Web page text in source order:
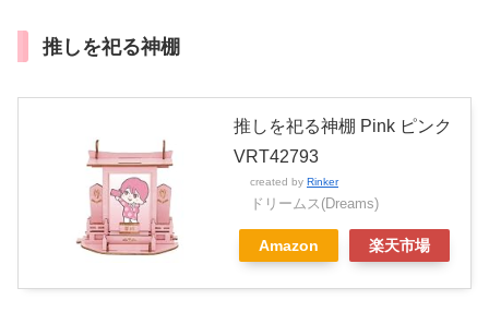
推しを祀る神棚
推しを祀る神棚 Pink ピンク
VRT42793
created by Rinker
ドリームス(Dreams)
Amazon 楽天市場